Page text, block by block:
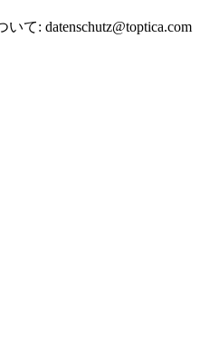
て: datenschutz@toptica.com